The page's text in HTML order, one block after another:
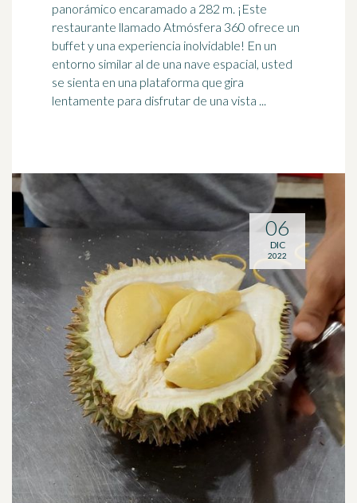
panorámico encaramado a 282 m. ¡Este
restaurante llamado Atmósfera 360 ofrece un
buffet y una experiencia inolvidable! En un
entorno similar al de una nave espacial, usted
se sienta en una plataforma que gira
lentamente para disfrutar de una vista ...
06
DIC
2022